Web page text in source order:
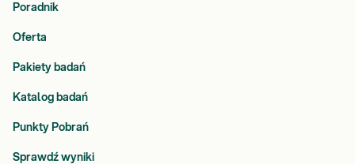
Poradnik
Oferta
Pakiety badań
Katalog badań
Punkty Pobrań
Sprawdź wyniki